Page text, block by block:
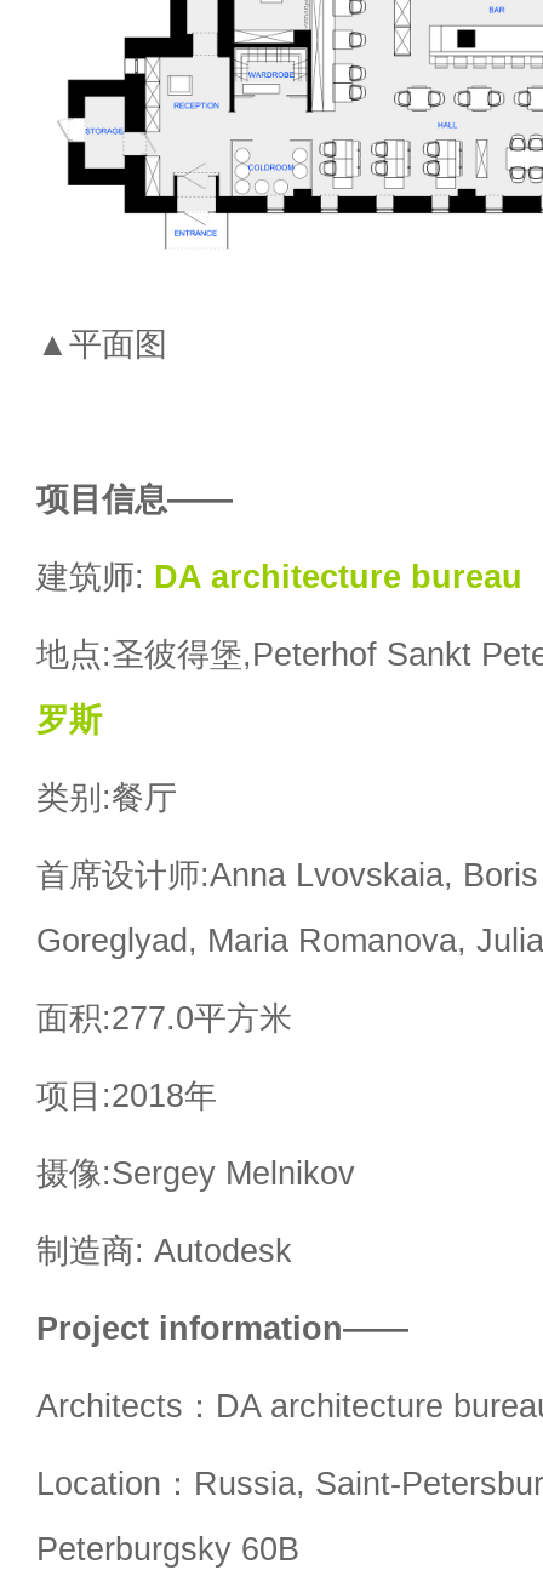
▲平面图
项目信息——
建筑师: DA architecture bureau
地点:圣彼得堡,Peterhof Sankt
罗斯
类别:餐厅
首席设计师:Anna Lvovskaia,
Goreglyad, Maria Romanova,
面积:277.0平方米
项目:2018年
摄像:Sergey Melnikov
制造商: Autodesk
Project information——
Architects：DA architecture
Location：Russia, Saint-
Peterburgsky 60B